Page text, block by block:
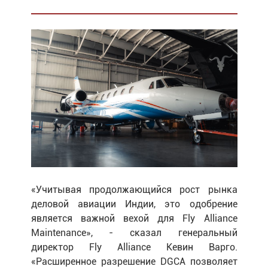
«Учитывая продолжающийся рост рынка
деловой авиации Индии, это одобрение
является важной вехой для Fly Alliance
Maintenance», - сказал генеральный
директор Fly Alliance Кевин Варго.
«Расширенное разрешение DGCA позволяет